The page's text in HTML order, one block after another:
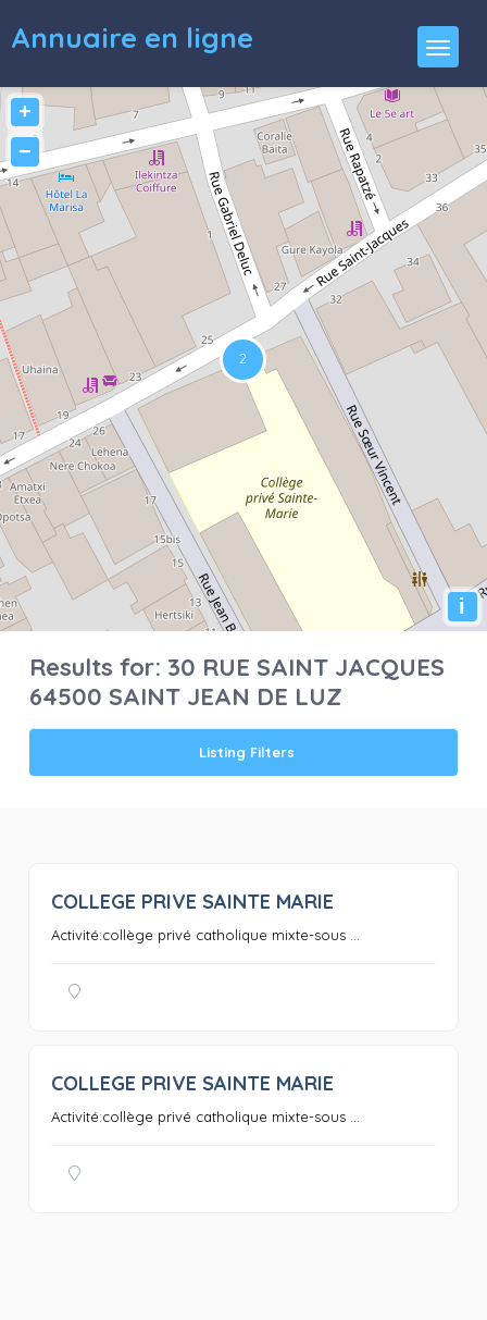
Annuaire en ligne
+
−
i
Results for: 30 RUE SAINT JACQUES
64500 SAINT JEAN DE LUZ
Listing Filters
COLLEGE PRIVE SAINTE MARIE
Activité:collège privé catholique mixte-sous ...
COLLEGE PRIVE SAINTE MARIE
Activité:collège privé catholique mixte-sous ...